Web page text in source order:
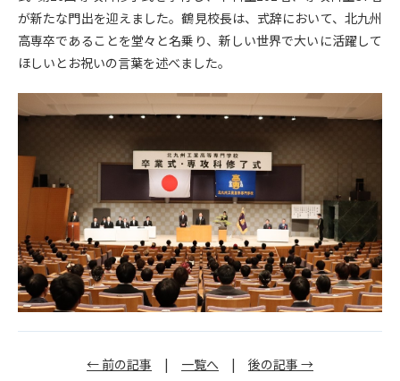
が新たな門出を迎えました。鶴見校長は、式辞において、北九州
高専卒であることを堂々と名乗り、新しい世界で大いに活躍して
ほしいとお祝いの言葉を述べました。
← 前の記事 | 一覧へ | 後の記事 →